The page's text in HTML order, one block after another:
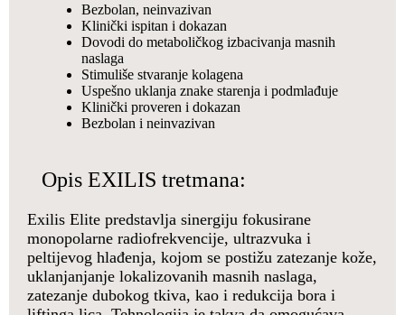
Bezbolan, neinvazivan
Klinički ispitan i dokazan
Dovodi do metaboličkog izbacivanja masnih
naslaga
Stimuliše stvaranje kolagena
Uspešno uklanja znake starenja i podmlađuje
Klinički proveren i dokazan
Bezbolan i neinvazivan
Opis EXILIS tretmana:
Exilis Elite predstavlja sinergiju fokusirane
monopolarne radiofrekvencije, ultrazvuka i
peltijevog hlađenja, kojom se postižu zatezanje kože,
uklanjanjanje lokalizovanih masnih naslaga,
zatezanje dubokog tkiva, kao i redukcija bora i